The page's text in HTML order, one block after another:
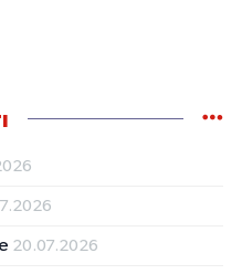
20.07.2026